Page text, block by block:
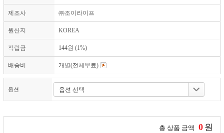
제조사 ㈜조이라이프
원산지 KOREA
적립금 144원 (1%)
배송비 개별(전체무료)
옵션
총 상품 금액 0 원